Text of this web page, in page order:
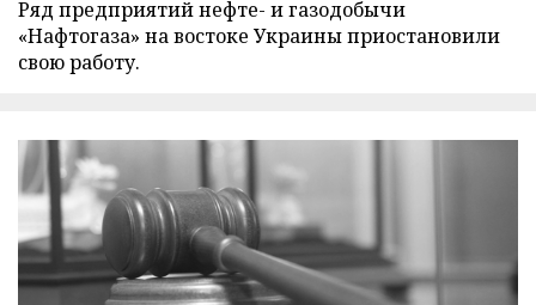
Ряд предприятий нефте- и газодобычи
«Нафтогаза» на востоке Украины приостановили
свою работу.